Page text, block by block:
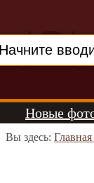
Новые
Вы здесь: